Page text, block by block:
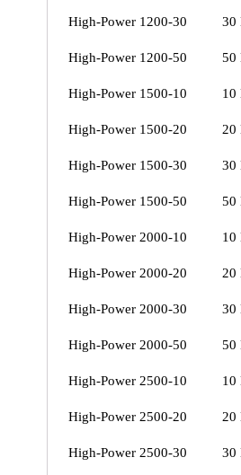
High-Power 1200-30 30
High-Power 1200-50 50
High-Power 1500-10 10
High-Power 1500-20 20
High-Power 1500-30 30
High-Power 1500-50 50
High-Power 2000-10 10
High-Power 2000-20 20
High-Power 2000-30 30
High-Power 2000-50 50
High-Power 2500-10 10
High-Power 2500-20 20
High-Power 2500-30 30